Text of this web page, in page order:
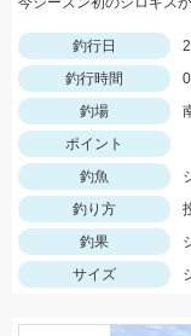
釣行日
釣行時間
釣場
ポイント
釣魚
釣り方
釣果
サイズ